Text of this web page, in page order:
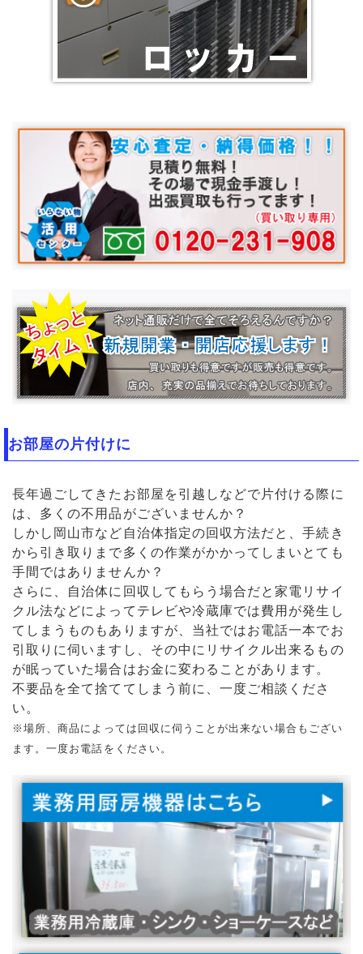
お部屋の片付けに
長年過ごしてきたお部屋を引越しなどで片付ける際に
は、多くの不用品がございませんか？
しかし岡山市など自治体指定の回収方法だと、手続き
から引き取りまで多くの作業がかかってしまいとても
手間ではありませんか？
さらに、自治体に回収してもらう場合だと家電リサイ
クル法などによってテレビや冷蔵庫では費用が発生し
てしまうものもありますが、当社ではお電話一本でお
引取りに伺いますし、その中にリサイクル出来るもの
が眠っていた場合はお金に変わることがあります。
不要品を全て捨ててしまう前に、一度ご相談くださ
い。
※場所、商品によっては回収に伺うことが出来ない場合もござい
ます。一度お電話をください。